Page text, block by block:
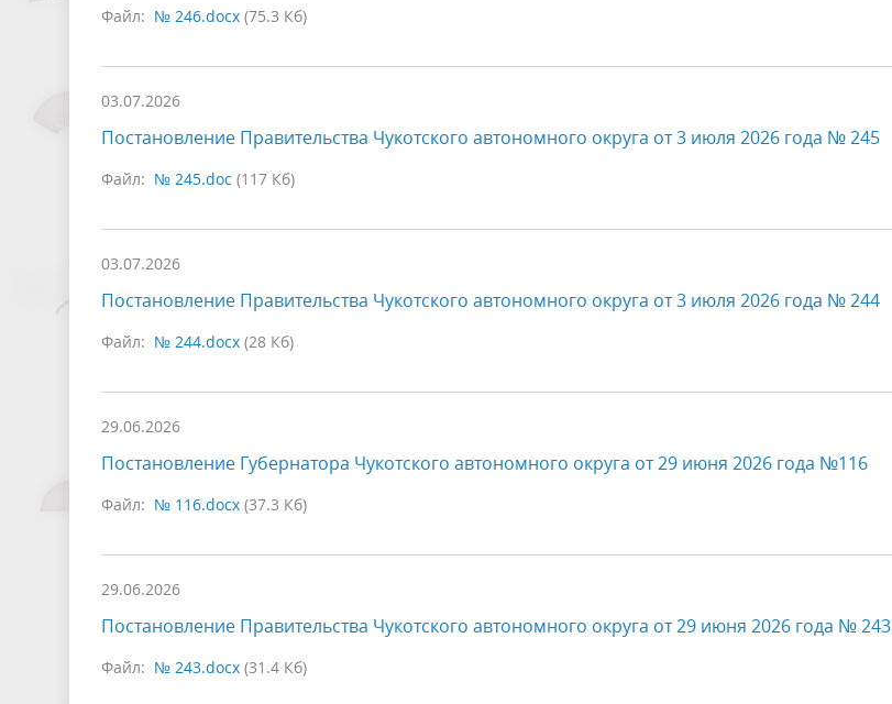
Файл: № 246.docx (75.3 Кб)
03.07.2026
Постановление Правительства Чукотского автономного округа от 3 июля 2026 года № 245
Файл: № 245.doc (117 Кб)
03.07.2026
Постановление Правительства Чукотского автономного округа от 3 июля 2026 года № 244
Файл: № 244.docx (28 Кб)
29.06.2026
Постановление Губернатора Чукотского автономного округа от 29 июня 2026 года №116
Файл: № 116.docx (37.3 Кб)
29.06.2026
Постановление Правительства Чукотского автономного округа от 29 июня 2026 года № 243
Файл: № 243.docx (31.4 Кб)